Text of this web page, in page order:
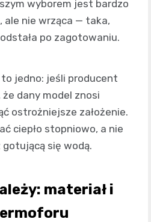
wyborem jest bardzo
ale nie wrząca — taka,
po zagotowaniu.
jedno: jeśli producent
dany model znosi
ostrożniejsze założenie.
ciepło stopniowo, a nie
gotującą się wodą.
materiał i